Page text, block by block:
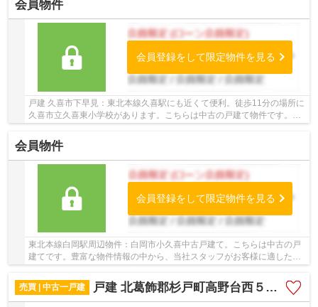
会員物件
会員登録をして限定物件を見る
戸建 久喜市下早見：東北本線久喜駅にも近くて便利。徒歩11分の場所に
久喜市立久喜東小学校があります。こちらは中古の戸建て物件です。基
会員物件
会員登録をして限定物件を見る
東北本線白岡駅周辺物件：白岡市小久喜中古戸建て。こちらは中古の戸
建てです。豊富な物件情報の中から、当社スタッフがお客様に適した物
件をお探し致します。不動産の購入をお考えな...
売買 | 中古一戸建
戸建 北葛飾郡杉戸町高野台西５丁目